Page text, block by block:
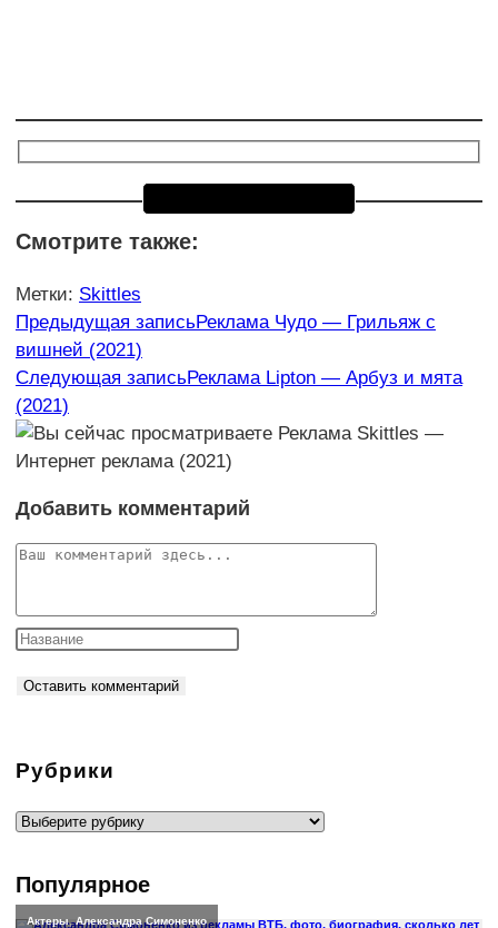
Смотрите также:
Метки: Skittles
Еще
статьи
Предыдущая записьРеклама Чудо — Грильяж с
вишней (2021)
Следующая записьРеклама Lipton — Арбуз и мята
(2021)
Добавить комментарий
Комментарий
Рубрики
Рубрики
Популярное
Актеры,Александра Симоненко